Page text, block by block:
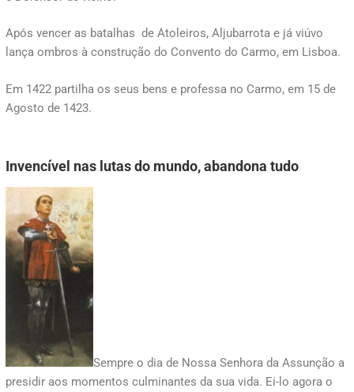
Após vencer as batalhas de Atoleiros, Aljubarrota e já viúvo
lança ombros à construção do Convento do Carmo, em Lisboa.
Em 1422 partilha os seus bens e professa no Carmo, em 15 de
Agosto de 1423.
Invencível nas lutas do mundo, abandona tudo
Sempre o dia de Nossa Senhora da Assunção a
presidir aos momentos culminantes da sua vida. Ei-lo agora o